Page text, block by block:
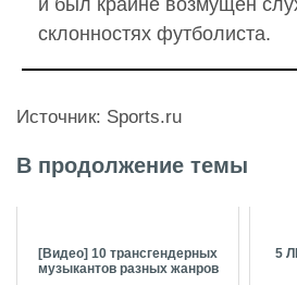
и был крайне возмущен
склонностях футболиста.
Источник: Sports.ru
В продолжение темы
[Видео] 10 трансгендерных
музыкантов разных жанров
5